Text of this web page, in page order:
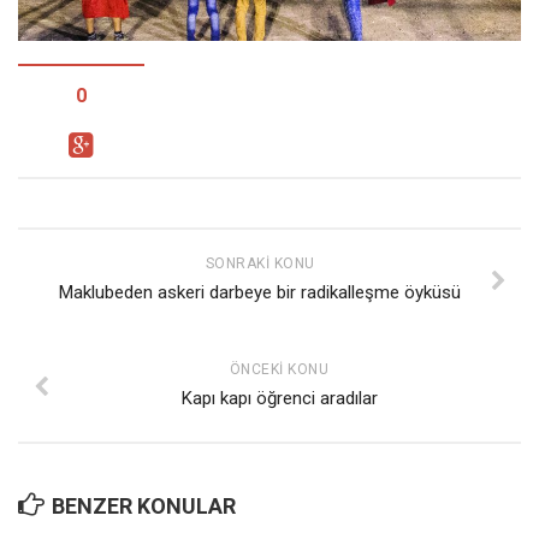
Facebook
Editörden
Yvonne Ridley
Leyla Şerif Emin
0
SONRAKI KONU
Maklubeden askeri darbeye bir radikalleşme öyküsü
ÖNCEKI KONU
Kapı kapı öğrenci aradılar
BENZER KONULAR